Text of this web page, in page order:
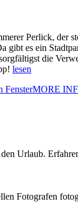
Perlick, der
gibt es ein
die
lesen
MORE
Urlaub.
Fotografen